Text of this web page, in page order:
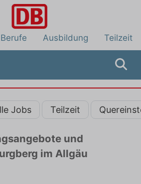
Berufe Ausbildung Teilzeit
Jobs Teilzeit
und
im Allgäu